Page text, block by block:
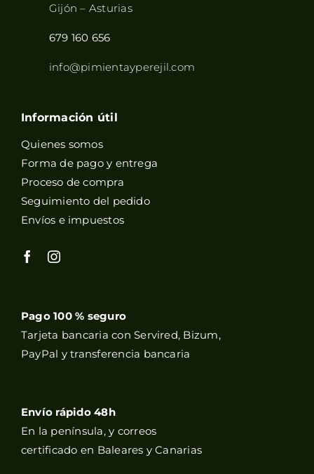
Gijón – Asturias
679 160 656
info@pimientayperejil.com
Información útil
Quienes somos
Forma de pago y entrega
Proceso de compra
Seguimiento del pedido
Envíos e impuestos
Pago 100 % seguro
Tarjeta bancaria con Servired, Bizum,
PayPal y transferencia bancaria
Envío rápido 48h
En la península, y correos
certificado en Baleares y Canarias